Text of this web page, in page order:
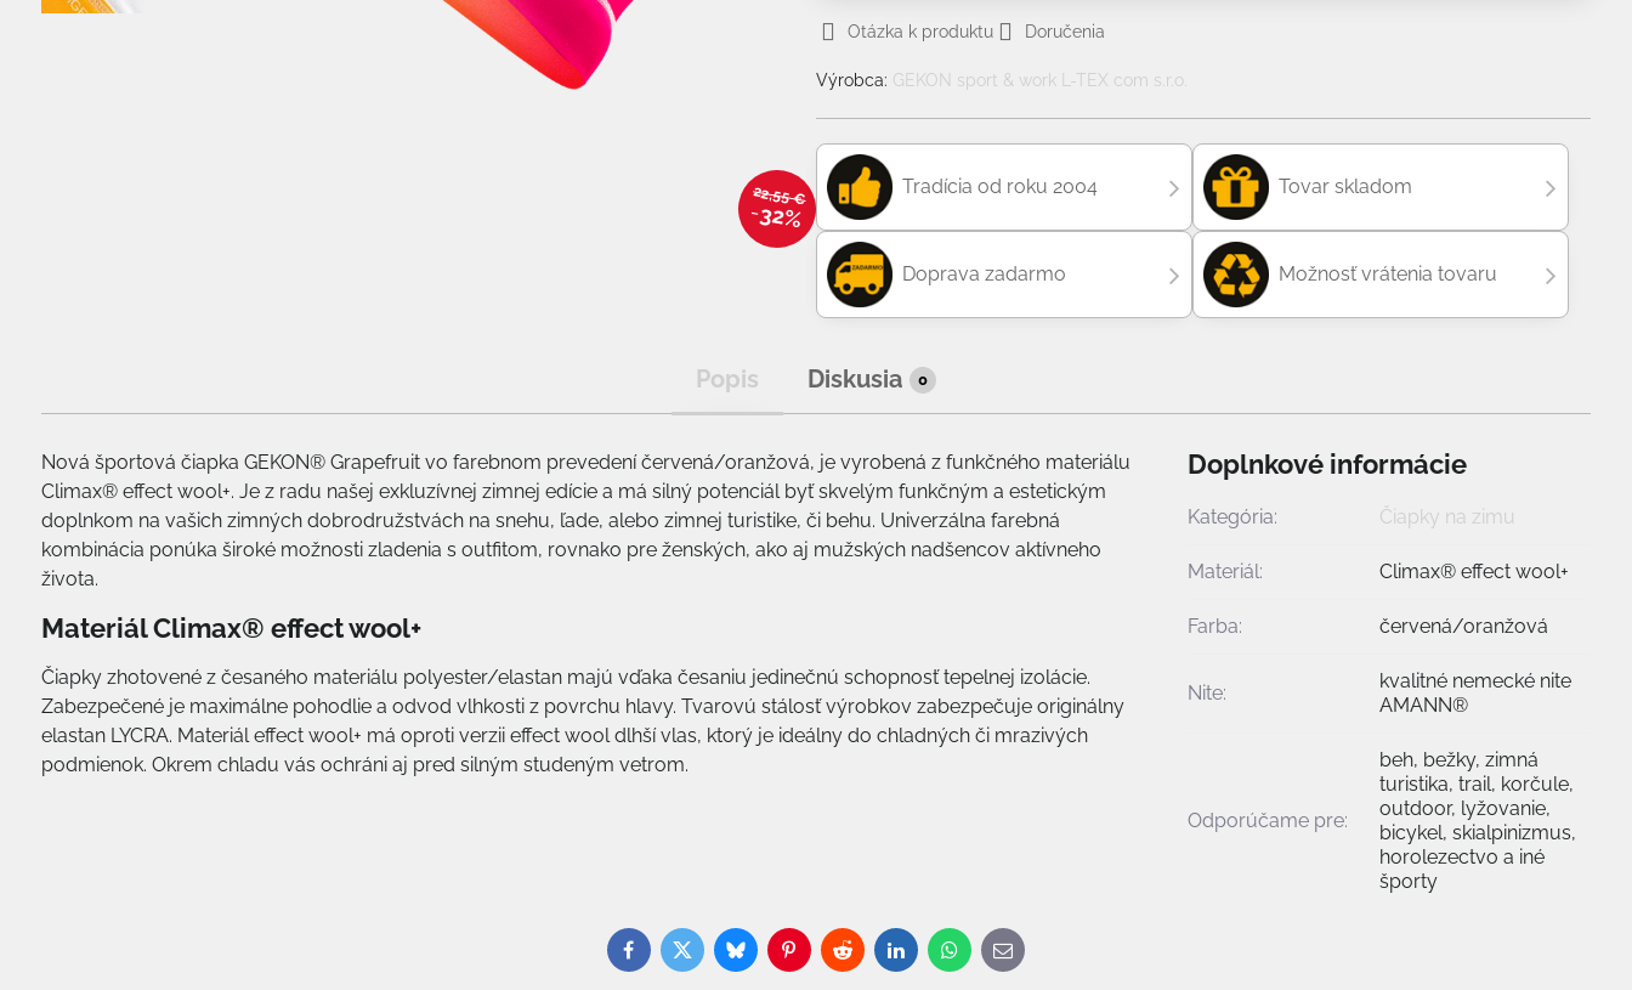
22,55 €
32%
Otázka k produktu Doručenia
Výrobca: GEKON sport & work L-TEX com s.r.o.
Tradícia od roku 2004 Tovar skladom
Doprava zadarmo Možnosť vrátenia tovaru
Popis Diskusia 0
Nová športová čiapka GEKON® Grapefruit vo farebnom prevedení červená/oranžová, je vyrobená z funkčného materiálu
Climax® effect wool+. Je z radu našej exkluzívnej zimnej edície a má silný potenciál byť skvelým funkčným a estetickým
doplnkom na vašich zimných dobrodružstvách na snehu, ľade, alebo zimnej turistike, či behu. Univerzálna farebná
kombinácia ponúka široké možnosti zladenia s outfitom, rovnako pre ženských, ako aj mužských nadšencov aktívneho
života.
Materiál Climax® effect wool+
Čiapky zhotovené z česaného materiálu polyester/elastan majú vďaka česaniu jedinečnú schopnosť tepelnej izolácie.
Zabezpečené je maximálne pohodlie a odvod vlhkosti z povrchu hlavy. Tvarovú stálosť výrobkov zabezpečuje originálny
elastan LYCRA. Materiál effect wool+ má oproti verzii effect wool dlhší vlas, ktorý je ideálny do chladných či mrazivých
podmienok. Okrem chladu vás ochráni aj pred silným studeným vetrom.
Doplnkové informácie
Kategória: Čiapky na zimu
Materiál: Climax® effect wool+
Farba: červená/oranžová
Nite:
kvalitné nemecké nite
AMANN®
Odporúčame pre:
beh, bežky, zimná
turistika, trail, korčule,
outdoor, lyžovanie,
bicykel, skialpinizmus,
horolezectvo a iné
športy
Facebook
TwitterBlueskyPinterestRedditLinkedInWhatsApp
E-
mail